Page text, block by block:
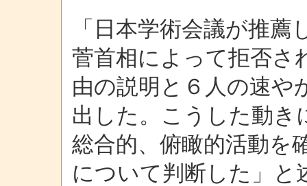
「日本学術会議が推
菅首相によって拒否さ
由の説明と６人の速や
出した。こうした動き
総合的、俯瞰的活動を
について判断した」と